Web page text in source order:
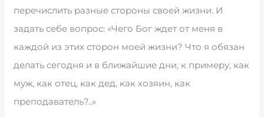
перечислить разные стороны своей жизни. И
задать себе вопрос: «Чего Бог ждет от меня в
каждой из этих сторон моей жизни? Что я обязан
делать сегодня и в ближайшие дни, к примеру, как
муж, как отец, как дед, как хозяин, как
преподаватель?..»